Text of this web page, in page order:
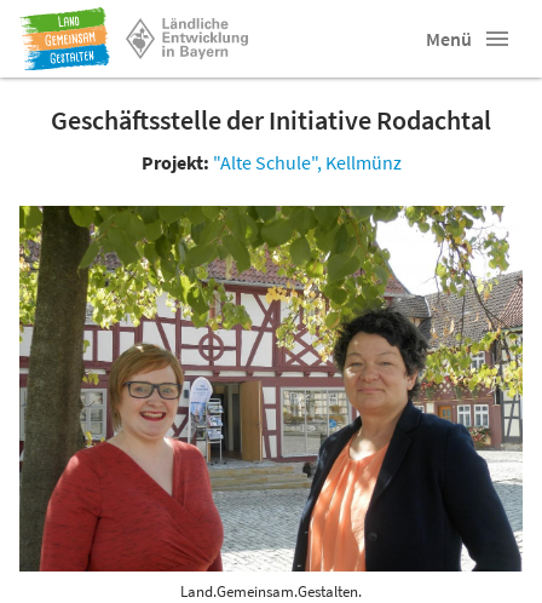
Menü
Geschäftsstelle der Initiative Rodachtal
Projekt: "Alte Schule", Kellmünz
Land.Gemeinsam.Gestalten.